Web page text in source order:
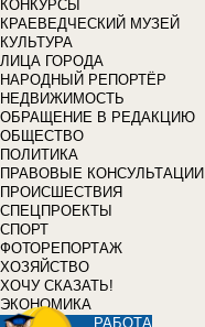
КОНКУРСЫ
КРАЕВЕДЧЕСКИЙ МУЗЕЙ
КУЛЬТУРА
ЛИЦА ГОРОДА
НАРОДНЫЙ РЕПОРТЁР
НЕДВИЖИМОСТЬ
ОБРАЩЕНИЕ В РЕДАКЦИЮ
ОБЩЕСТВО
ПОЛИТИКА
ПРАВОВЫЕ КОНСУЛЬТАЦИИ
ПРОИСШЕСТВИЯ
СПЕЦПРОЕКТЫ
СПОРТ
ФОТОРЕПОРТАЖ
ХОЗЯЙСТВО
ХОЧУ СКАЗАТЬ!
ЭКОНОМИКА
РАБОТА